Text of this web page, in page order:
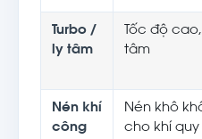
Turbo /
ly tâm
Tốc độ
tâm
Nén khí
công
Nén khô
cho khí quy